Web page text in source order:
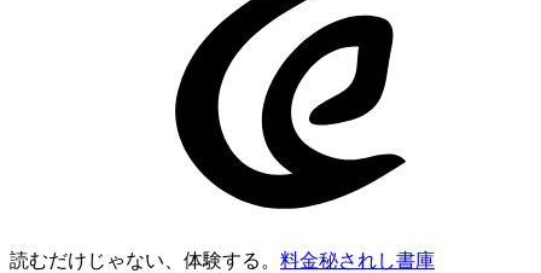
読むだけじゃない、体験する。 料金秘されし書庫